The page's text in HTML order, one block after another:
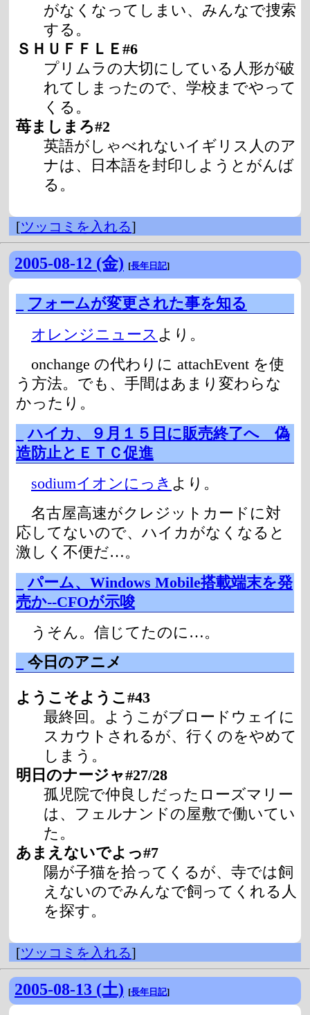
がなくなってしまい、みんなで捜索
する。
ＳＨＵＦＦＬＥ#6
プリムラの大切にしている人形が破
れてしまったので、学校までやって
くる。
苺ましまろ#2
英語がしゃべれないイギリス人のア
ナは、日本語を封印しようとがんば
る。
[ツッコミを入れる]
2005-08-12 (金) [長年日記]
フォームが変更された事を知る
オレンジニュース より。
onchange の代わりに attachEvent を使
う方法。でも、手間はあまり変わらな
かったり。
ハイカ、９月１５日に販売終了へ 偽
造防止とＥＴＣ促進
sodiumイオンにっき より。
名古屋高速がクレジットカードに対
応してないので、ハイカがなくなると
激しく不便だ…。
パーム、Windows Mobile搭載端末を発
売か--CFOが示唆
うそん。信じてたのに…。
今日のアニメ
ようこそようこ#43
最終回。ようこがブロードウェイに
スカウトされるが、行くのをやめて
しまう。
明日のナージャ#27/28
孤児院で仲良しだったローズマリー
は、フェルナンドの屋敷で働いてい
た。
あまえないでよっ#7
陽が子猫を拾ってくるが、寺では飼
えないのでみんなで飼ってくれる人
を探す。
[ツッコミを入れる]
2005-08-13 (土) [長年日記]